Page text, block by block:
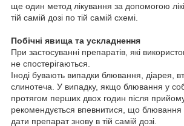
ще один метод лікування за допомогою
тій самій дозі по тій самій схемі.
Побічні явища та ускладнення
При застосуванні препаратів, які
не спостерігаються.
Іноді бувають випадки блювання, діарея,
слинотеча. У випадку, якщо блювання у
протягом перших двох годин після
рекомендується впевнитися, що блювання
дати препарат знову в тій самій дозі.